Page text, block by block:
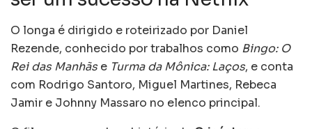
O longa é dirigido e roteirizado por Daniel
Rezende, conhecido por trabalhos como Bingo: O
Rei das Manhãs e Turma da Mônica: Laços, e conta
com Rodrigo Santoro, Miguel Martines, Rebeca
Jamir e Johnny Massaro no elenco principal.